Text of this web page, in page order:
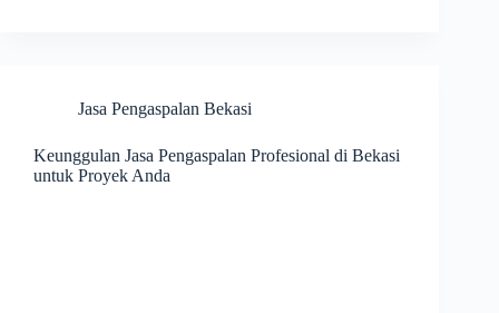
Jasa Pengaspalan Bekasi
Keunggulan Jasa Pengaspalan Profesional di Bekasi
untuk Proyek Anda